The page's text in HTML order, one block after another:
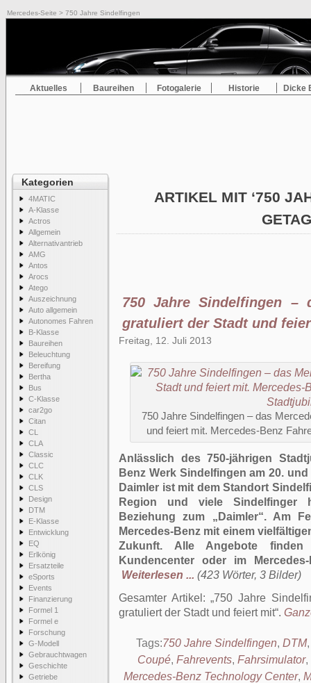
Mercedes-Seite > 750 Jahre Sindelfingen
Aktuelles Baureihen Fotogalerie Historie Dicke
Kategorien
4MATIC
A-Klasse
Actros
Allgemein
Alternativantrieb
AMG
Antos
Arocs
Atego
Auszeichnung
Auto allgemein
Autonomes Fahren
B-Klasse
Baureihen
Beleuchtung
Bereifung
Bertha
Bus
C-Klasse
car2go
Citan
CL
CLA
Classic
CLC
CLK
CLS
Design
DTM
E-Klasse
Entwicklung
EQ
Erlkönig
Ersatzteile
eSports
Events
Finanzierung
Formel 1
Formel e
Forschung
G-Modell
Gebrauchtwagen
Geschichte
Getriebe
ARTIKEL MIT ‘750
750 Jahre Sindelfingen –
gratuliert der Stadt und
Freitag, 12. Juli 2013
750 Jahre Sindelfingen – das
und feiert mit. Mercedes-Benz
Anlässlich des 750-jährigen
Benz Werk Sindelfingen am 20.
Daimler ist mit dem Standort
Region und viele Sindelfinger
Beziehung zum „Daimler“. Am
Mercedes-Benz mit einem
Zukunft. Alle Angebote finden
Kundencenter oder im
Weiterlesen ... (423 Wörter, 3 Bilder)
Gesamter Artikel: 750 Jahre
gratuliert der Stadt und feiert mit .
Tags:750 Jahre Sindelfingen, DTM
Coupé, Fahrevents, Fahrsimulator,
Mercedes-Benz Technology Center,